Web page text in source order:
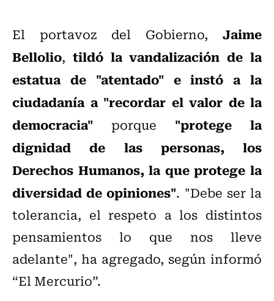
El portavoz del Gobierno, Jaime
Bellolio, tildó la vandalización de la
estatua de "atentado" e instó a la
ciudadanía a "recordar el valor de la
democracia" porque "protege la
dignidad de las personas, los
Derechos Humanos, la que protege la
diversidad de opiniones". "Debe ser la
tolerancia, el respeto a los distintos
pensamientos lo que nos lleve
adelante", ha agregado, según informó
“El Mercurio”.